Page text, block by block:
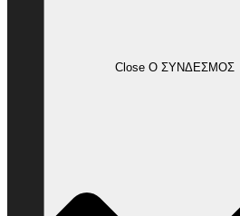
Close Ο ΣΥΝΔΕΣΜΟΣ